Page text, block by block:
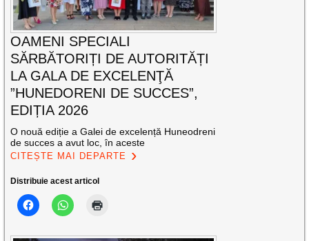
OAMENI SPECIALI
SĂRBĂTORIȚI DE AUTORITĂȚI
LA GALA DE EXCELENŢĂ
”HUNEDORENI DE SUCCES”,
EDIȚIA 2026
O nouă ediție a Galei de excelență Huneodreni
de succes a avut loc, în aceste
CITEȘTE MAI DEPARTE
Distribuie acest articol